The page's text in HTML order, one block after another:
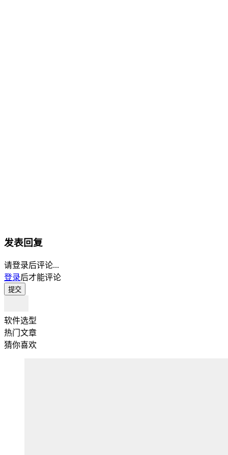
发表回复
请登录后评论...
登录后才能评论
提交
软件选型
热门文章
猜你喜欢